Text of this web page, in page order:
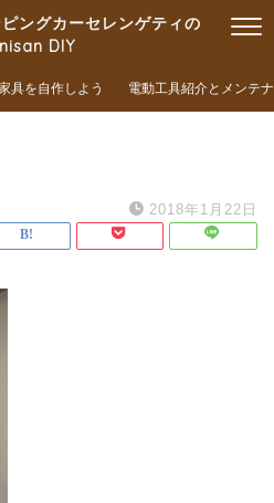
ングカーセレンゲティの
DIY
具を自作しよう 電動工具紹介とメンテ
2018年1月22日